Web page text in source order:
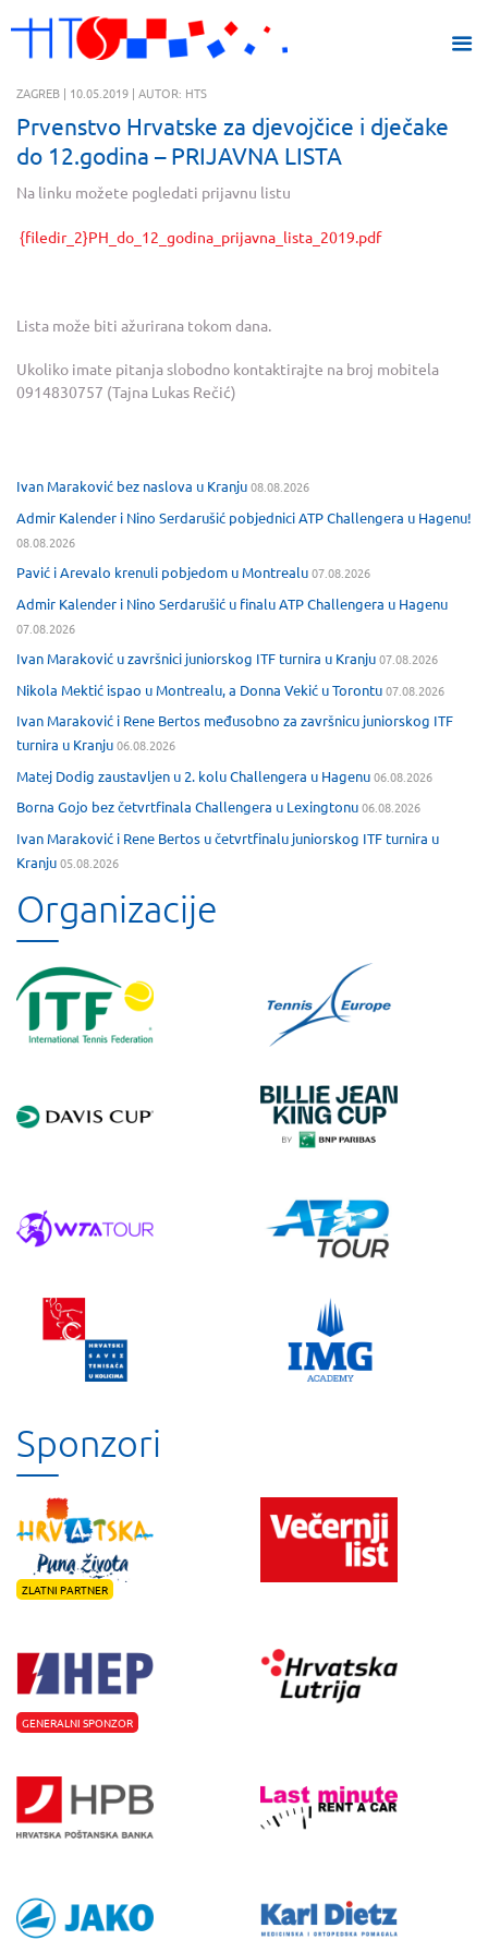
ZAGREB | 10.05.2019 | AUTOR: HTS
Prvenstvo Hrvatske za djevojčice i dječake
do 12.godina – PRIJAVNA LISTA
Na linku možete pogledati prijavnu listu
{filedir_2}PH_do_12_godina_prijavna_lista_2019.pdf
Lista može biti ažurirana tokom dana.
Ukoliko imate pitanja slobodno kontaktirajte na broj mobitela
0914830757 (Tajna Lukas Rečić)
Ivan Maraković bez naslova u Kranju08.08.2026
Admir Kalender i Nino Serdarušić pobjednici ATP Challengera u Hagenu!
08.08.2026
Pavić i Arevalo krenuli pobjedom u Montrealu07.08.2026
Admir Kalender i Nino Serdarušić u finalu ATP Challengera u Hagenu
07.08.2026
Ivan Maraković u završnici juniorskog ITF turnira u Kranju07.08.2026
Nikola Mektić ispao u Montrealu, a Donna Vekić u Torontu07.08.2026
Ivan Maraković i Rene Bertos međusobno za završnicu juniorskog ITF
turnira u Kranju06.08.2026
Matej Dodig zaustavljen u 2. kolu Challengera u Hagenu06.08.2026
Borna Gojo bez četvrtfinala Challengera u Lexingtonu06.08.2026
Ivan Maraković i Rene Bertos u četvrtfinalu juniorskog ITF turnira u
Kranju05.08.2026
Organizacije
Sponzori
ZLATNI PARTNER
GENERALNI SPONZOR